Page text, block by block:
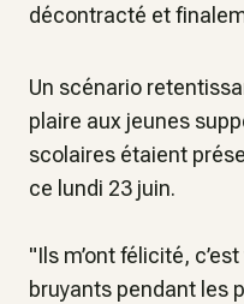
décontracté et
Un scénario
plaire aux jeunes
scolaires étaient
ce lundi 23 juin.
"Ils m’ont félicité,
bruyants pendant les